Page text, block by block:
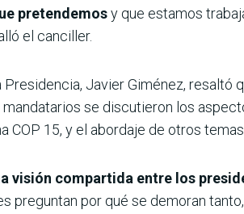
pretendemosy que estamos
el canciller.
Javier Giménez, resaltó
se discutieron los
COP 15, y el abordaje de otros
visión compartida entre los
preguntan por qué se demoran